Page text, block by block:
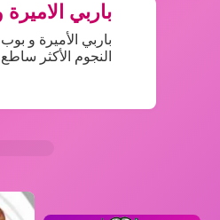
باربي
باربي الأميرة و
النجوم الأكثر